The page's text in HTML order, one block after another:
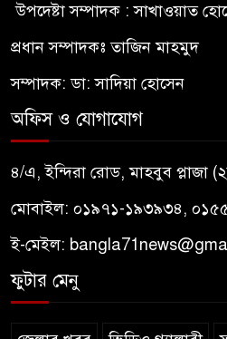
উপদেষ্টা সম্পাদক : সাখাওয়াত
প্রধান সম্পাদকঃ তাজিন মাহমুদ
সম্পাদক: ডা: সাদিয়া হোসেন
অফিস ও যোগাযোগ
৪/এ, ইন্দিরা রোড, মাহবুব প্লাজা
মোবাইল: ০১৯৭১-১৯৩৯৩৪,
ই-মেইল:
ফুটার মেনু